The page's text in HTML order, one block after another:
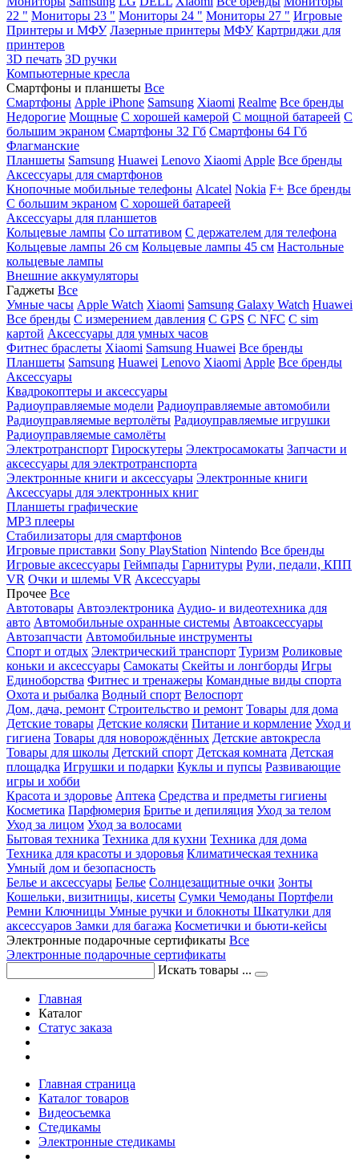
22 " Мониторы 23 " Мониторы 24 " Мониторы 27 " Игровые
Принтеры и МФУ Лазерные принтеры МФУ Картриджи для
принтеров
3D печать 3D ручки
Компьютерные кресла
Смартфоны и планшеты Все
Смартфоны Apple iPhone Samsung Xiaomi Realme Все бренды
Недорогие Мощные С хорошей камерой С мощной батареей С
большим экраном Смартфоны 32 Гб Смартфоны 64 Гб
Флагманские
Планшеты Samsung Huawei Lenovo Xiaomi Apple Все бренды
Аксессуары для смартфонов
Кнопочные мобильные телефоны Alcatel Nokia F+ Все бренды
С большим экраном С хорошей батареей
Аксессуары для планшетов
Кольцевые лампы Со штативом C держателем для телефона
Кольцевые лампы 26 см Кольцевые лампы 45 см Настольные
кольцевые лампы
Внешние аккумуляторы
Гаджеты Все
Умные часы Apple Watch Xiaomi Samsung Galaxy Watch Huawei
Все бренды C измерением давления C GPS C NFC C sim
картой Аксессуары для умных часов
Фитнес браслеты Xiaomi Samsung Huawei Все бренды
Планшеты Samsung Huawei Lenovo Xiaomi Apple Все бренды
Аксессуары
Квадрокоптеры и аксессуары
Радиоуправляемые модели Радиоуправляемые автомобили
Радиоуправляемые вертолёты Радиоуправляемые игрушки
Радиоуправляемые самолёты
Электротранспорт Гироскутеры Электросамокаты Запчасти и
аксессуары для электротранспорта
Электронные книги и аксессуары Электронные книги
Аксессуары для электронных книг
Планшеты графические
MP3 плееры
Стабилизаторы для смартфонов
Игровые приставки Sony PlayStation Nintendo Все бренды
Игровые аксессуары Геймпады Гарнитуры Рули, педали, КПП
VR Очки и шлемы VR Аксессуары
Прочее Все
Автотовары Автоэлектроника Аудио- и видеотехника для
авто Автомобильные охранные системы Автоаксессуары
Автозапчасти Автомобильные инструменты
Спорт и отдых Электрический транспорт Туризм Роликовые
коньки и аксессуары Самокаты Скейты и лонгборды Игры
Единоборства Фитнес и тренажеры Командные виды спорта
Охота и рыбалка Водный спорт Велоспорт
Дом, дача, ремонт Строительство и ремонт Товары для дома
Детские товары Детские коляски Питание и кормление Уход и
гигиена Товары для новорождённых Детские автокресла
Товары для школы Детский спорт Детская комната Детская
площадка Игрушки и подарки Куклы и пупсы Развивающие
игры и хобби
Красота и здоровье Аптека Средства и предметы гигиены
Косметика Парфюмерия Бритье и депиляция Уход за телом
Уход за лицом Уход за волосами
Бытовая техника Техника для кухни Техника для дома
Техника для красоты и здоровья Климатическая техника
Умный дом и безопасность
Белье и аксессуары Белье Солнцезащитные очки Зонты
Кошельки, визитницы, кисеты Сумки Чемоданы Портфели
Ремни Ключницы Умные ручки и блокноты Шкатулки для
аксессуаров Замки для багажа Косметички и бьюти-кейсы
Электронные подарочные сертификаты Все
Электронные подарочные сертификаты
Искать товары ...
Главная
Каталог
Статус заказа
Главная страница
Каталог товаров
Видеосъемка
Стедикамы
Электронные стедикамы